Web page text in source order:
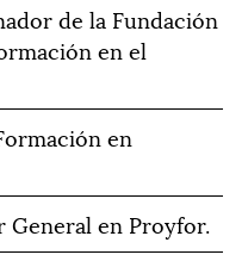
de la Fundación
en el
en
General en Proyfor.